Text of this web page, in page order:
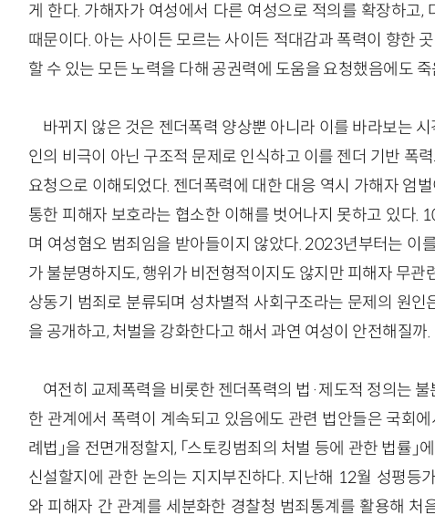
게 한다. 가해자가 여성에서 다른 여성으로 적의를 확장하고,
때문이다. 아는 사이든 모르는 사이든 적대감과 폭력이 향한
할 수 있는 모든 노력을 다해 공권력에 도움을 요청했음에도
바뀌지 않은 것은 젠더폭력 양상뿐 아니라 이를 바라보는
인의 비극이 아닌 구조적 문제로 인식하고 이를 젠더 기반 폭
요청으로 이해되었다. 젠더폭력에 대한 대응 역시 가해자 엄
통한 피해자 보호라는 협소한 이해를 벗어나지 못하고 있다.
며 여성혐오 범죄임을 받아들이지 않았다. 2023년부터는 이
가 불분명하지도, 행위가 비전형적이지도 않지만 피해자 무관
상동기 범죄로 분류되며 성차별적 사회구조라는 문제의 원
을 공개하고, 처벌을 강화한다고 해서 과연 여성이 안전해질까.
여전히 교제폭력을 비롯한 젠더폭력의 법·제도적 정의는
한 관계에서 폭력이 계속되고 있음에도 관련 법안들은 국회
례법」을 전면개정할지, 「스토킹범죄의 처벌 등에 관한 법률」
신설할지에 관한 논의는 지지부진하다. 지난해 12월 성평등
와 피해자 간 관계를 세분화한 경찰청 범죄통계를 활용해